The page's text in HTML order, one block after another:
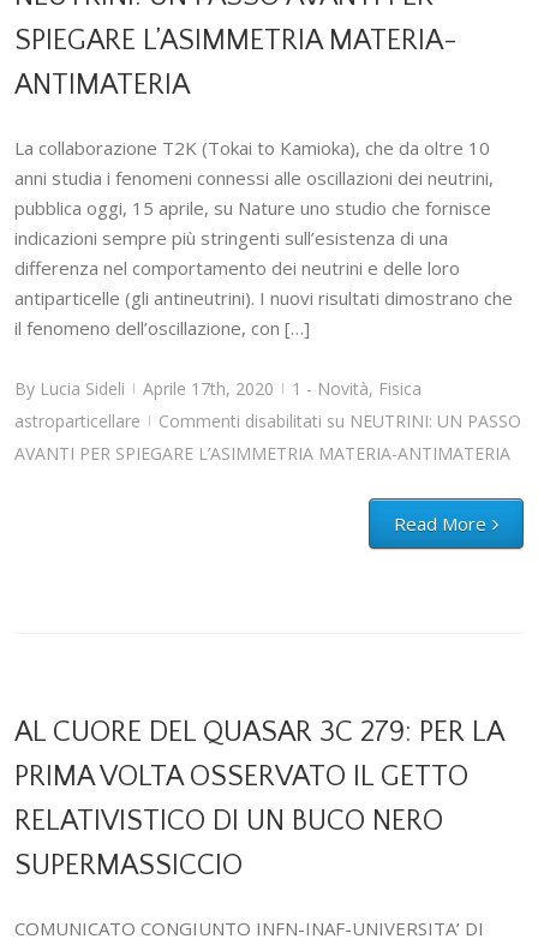
SPIEGARE L’ASIMMETRIA MATERIA-
ANTIMATERIA
La collaborazione T2K (Tokai to Kamioka), che da oltre 10
anni studia i fenomeni connessi alle oscillazioni dei neutrini,
pubblica oggi, 15 aprile, su Nature uno studio che fornisce
indicazioni sempre più stringenti sull’esistenza di una
differenza nel comportamento dei neutrini e delle loro
antiparticelle (gli antineutrini). I nuovi risultati dimostrano che
il fenomeno dell’oscillazione, con […]
By Lucia Sideli | Aprile 17th, 2020 | 1 - Novità, Fisica
astroparticellare
| Commenti disabilitati su NEUTRINI: UN PASSO
AVANTI PER SPIEGARE L’ASIMMETRIA MATERIA-ANTIMATERIA
Read More
AL CUORE DEL QUASAR 3C 279: PER LA
PRIMA VOLTA OSSERVATO IL GETTO
RELATIVISTICO DI UN BUCO NERO
SUPERMASSICCIO
COMUNICATO CONGIUNTO INFN-INAF-UNIVERSITA’ DI